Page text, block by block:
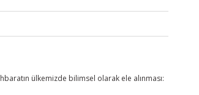
ülkemizde bilimsel olarak ele alınması: